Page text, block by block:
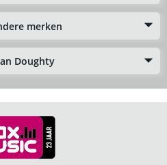
merken
Doughty